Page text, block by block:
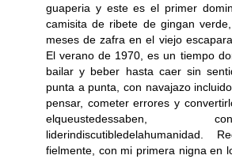
guaperia y este es el primer
camisita de ribete de gingan
meses de zafra en el viejo
El verano de 1970, es un tiempo
bailar y beber hasta caer sin
punta a punta, con navajazo
pensar, cometer errores y
elqueustedessaben,
liderindiscutibledelahumanidad.
fielmente, con mi primera nigna en